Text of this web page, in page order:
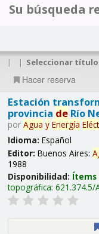
Su búsqueda
| | Seleccionar
Hacer reserva
Estación
provincia deRío
por Agua y Energía
Idioma: Español
Editor: Buenos Aires:
1988
Disponibilidad: Ítems
topográfica: 621.374.5/